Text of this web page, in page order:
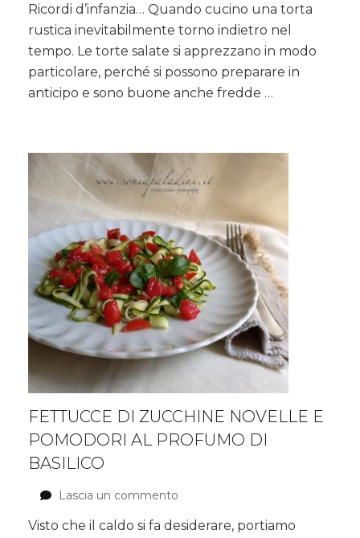
rustica
di
Zucchine,
Parmigiano
al
Ricordi d’infanzia… Quando cucino una torta
rustica inevitabilmente torno indietro nel
tempo. Le torte salate si apprezzano in modo
particolare, perché si possono preparare in
anticipo e sono buone anche fredde …
FETTUCCE DI ZUCCHINE NOVELLE E
POMODORI AL PROFUMO DI
BASILICO
Lascia un commento
di
Visto che il caldo si fa desiderare, portiamo